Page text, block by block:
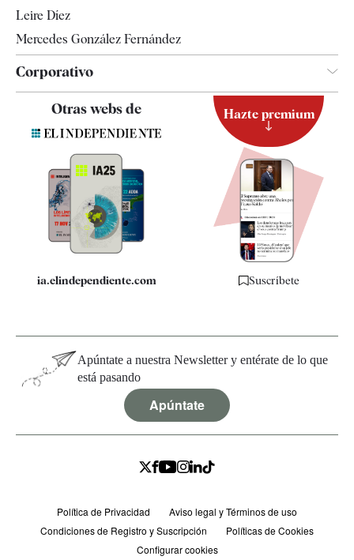
Leire Díez
Mercedes González Fernández
Corporativo
Quiénes somos
Especificaciones
Otras webs de
ia.elindependiente.com
Hazte premium
Suscríbete
Apúntate a nuestra Newsletter y entérate de lo que
está pasando
Apúntate
Política de Privacidad
Aviso legal y Términos de uso
Condiciones de Registro y Suscripción
Políticas de Cookies
Configurar cookies